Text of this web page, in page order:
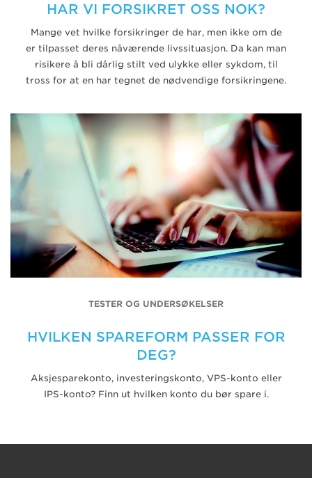
HAR VI FORSIKRET OSS NOK?
Mange vet hvilke forsikringer de har, men ikke om de
er tilpasset deres nåværende livssituasjon. Da kan man
risikere å bli dårlig stilt ved ulykke eller sykdom, til
tross for at en har tegnet de nødvendige forsikringene.
TESTER OG UNDERSØKELSER
HVILKEN SPAREFORM PASSER FOR
DEG?
Aksjesparekonto, investeringskonto, VPS-konto eller
IPS-konto? Finn ut hvilken konto du bør spare i.